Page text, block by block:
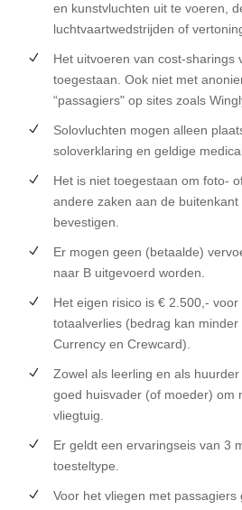
en kunstvluchten uit te voeren,
luchtvaartwedstrijden of
Het uitvoeren van cost-sharings
toegestaan. Ook niet met
“passagiers" op sites zoals
Solovluchten mogen alleen
soloverklaring en geldige
Het is niet toegestaan om foto-
andere zaken aan de
bevestigen.
Er mogen geen (betaalde)
naar B uitgevoerd worden.
Het eigen risico is € 2.500,-
totaalverlies (bedrag kan minder
Currency en Crewcard).
Zowel als leerling en als
goed huisvader (of moeder) om
vliegtuig.
Er geldt een ervaringseis van 3
toesteltype.
Voor het vliegen met passagiers